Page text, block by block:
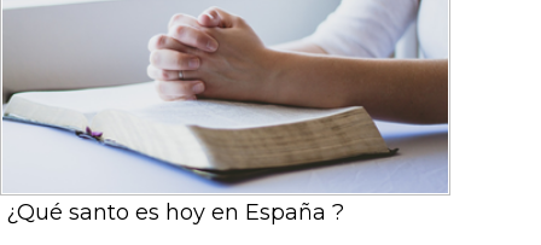
¿Qué santo es hoy en España ?